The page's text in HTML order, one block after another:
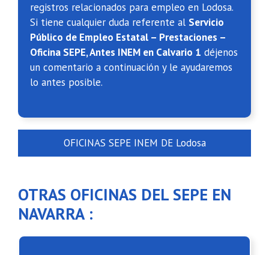
registros relacionados para empleo en Lodosa.
Si tiene cualquier duda referente al Servicio
Público de Empleo Estatal – Prestaciones –
Oficina SEPE, Antes INEM en Calvario 1 déjenos
un comentario a continuación y le ayudaremos
lo antes posible.
OFICINAS SEPE INEM DE Lodosa
OTRAS OFICINAS DEL SEPE EN
NAVARRA :